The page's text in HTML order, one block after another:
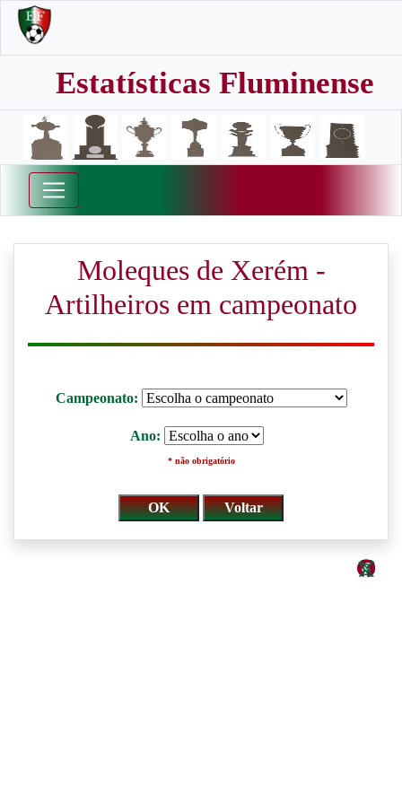
Estatísticas Fluminense
Moleques de Xerém -
Artilheiros em campeonato
Campeonato:
Ano:
* não obrigatório